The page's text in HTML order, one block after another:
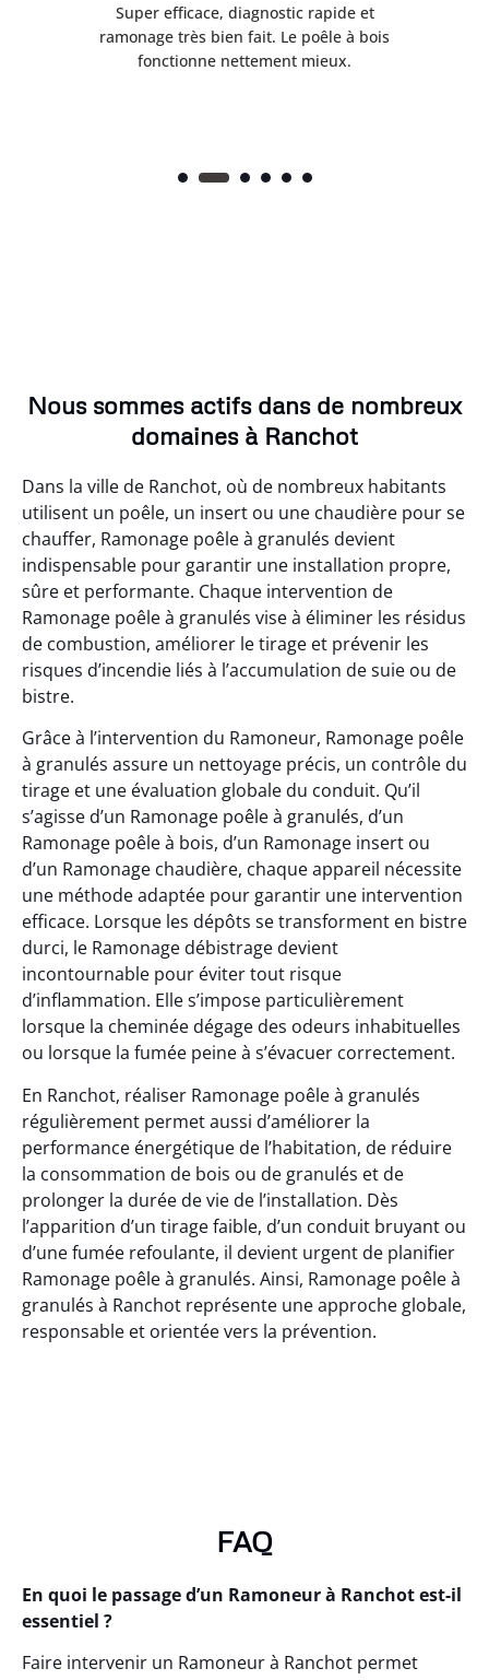
Super efficace, diagnostic rapide et
ramonage très bien fait. Le poêle à bois
fonctionne nettement mieux.
Nous sommes actifs dans de nombreux
domaines à Ranchot
Dans la ville de Ranchot, où de nombreux habitants
utilisent un poêle, un insert ou une chaudière pour se
chauffer, Ramonage poêle à granulés devient
indispensable pour garantir une installation propre,
sûre et performante. Chaque intervention de
Ramonage poêle à granulés vise à éliminer les résidus
de combustion, améliorer le tirage et prévenir les
risques d’incendie liés à l’accumulation de suie ou de
bistre.
Grâce à l’intervention du Ramoneur, Ramonage poêle
à granulés assure un nettoyage précis, un contrôle du
tirage et une évaluation globale du conduit. Qu’il
s’agisse d’un Ramonage poêle à granulés, d’un
Ramonage poêle à bois, d’un Ramonage insert ou
d’un Ramonage chaudière, chaque appareil nécessite
une méthode adaptée pour garantir une intervention
efficace. Lorsque les dépôts se transforment en bistre
durci, le Ramonage débistrage devient
incontournable pour éviter tout risque
d’inflammation. Elle s’impose particulièrement
lorsque la cheminée dégage des odeurs inhabituelles
ou lorsque la fumée peine à s’évacuer correctement.
En Ranchot, réaliser Ramonage poêle à granulés
régulièrement permet aussi d’améliorer la
performance énergétique de l’habitation, de réduire
la consommation de bois ou de granulés et de
prolonger la durée de vie de l’installation. Dès
l’apparition d’un tirage faible, d’un conduit bruyant ou
d’une fumée refoulante, il devient urgent de planifier
Ramonage poêle à granulés. Ainsi, Ramonage poêle à
granulés à Ranchot représente une approche globale,
responsable et orientée vers la prévention.
FAQ
En quoi le passage d’un Ramoneur à Ranchot est-il
essentiel ?
Faire intervenir un Ramoneur à Ranchot permet